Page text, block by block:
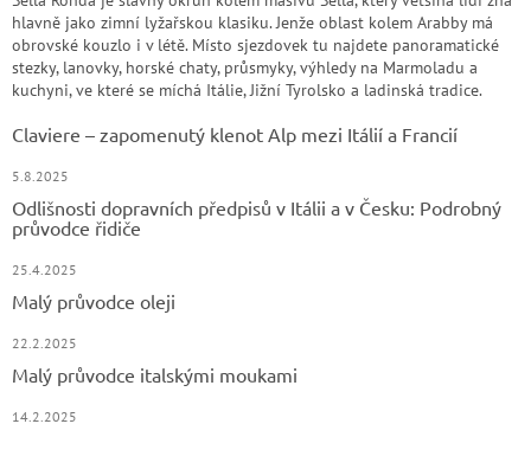
hlavně jako zimní lyžařskou klasiku. Jenže oblast kolem Arabby má
obrovské kouzlo i v létě. Místo sjezdovek tu najdete panoramatické
stezky, lanovky, horské chaty, průsmyky, výhledy na Marmoladu a
kuchyni, ve které se míchá Itálie, Jižní Tyrolsko a ladinská tradice.
Claviere – zapomenutý klenot Alp mezi Itálií a Francií
5.8.2025
Odlišnosti dopravních předpisů v Itálii a v Česku: Podrobný
průvodce řidiče
25.4.2025
Malý průvodce oleji
22.2.2025
Malý průvodce italskými moukami
14.2.2025